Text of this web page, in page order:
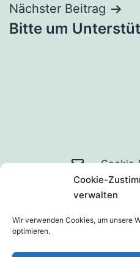
Cookie-
verwalten
Wir verwenden Cookies, um unsere
optimieren.
Nächster Beitrag
Bitte um
Mail
an
uns
Cookie-